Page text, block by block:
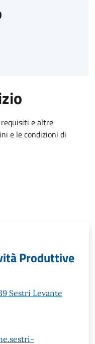
requisiti e altre
e le condizioni di
Produttive
Sestri Levante